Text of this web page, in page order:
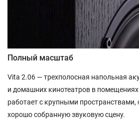
Полный масштаб
Vita 2.06 — трехполосная напольная
и домашних кинотеатров в
работает с крупными пространствами,
хорошо собранную звуковую сцену.